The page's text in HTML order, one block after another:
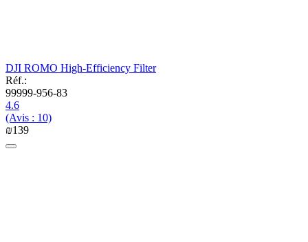
DJI ROMO High-Efficiency Filter
Réf.:
99999-956-83
4.6
(Avis : 10)
₪‍139‍